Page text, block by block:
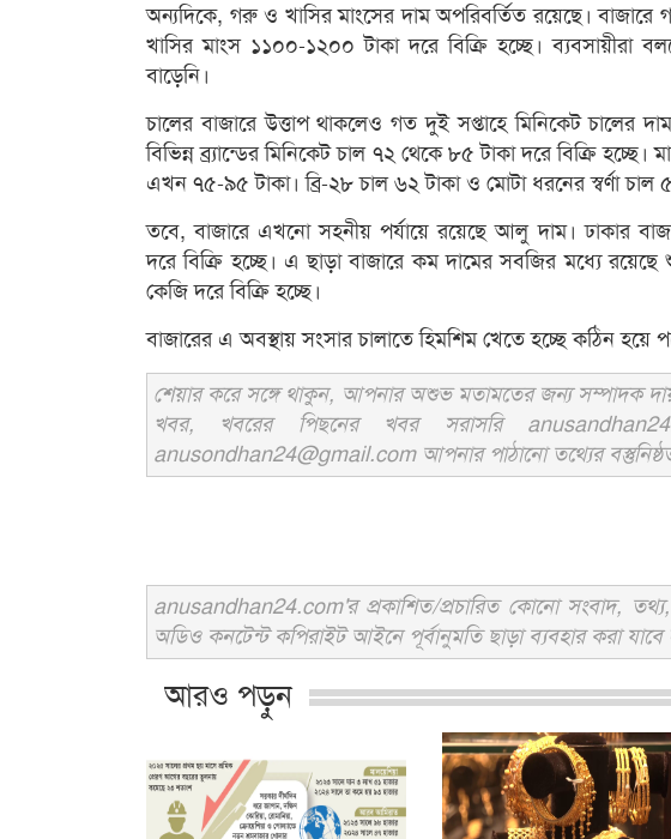
অন্যদিকে, গরু ও খাসির মাংসের দাম অপরিবর্তিত রয়েছে।
খাসির মাংস ১১০০-১২০০ টাকা দরে বিক্রি হচ্ছে। ব্যবসায়ীরা
বাড়েনি।
চালের বাজারে উত্তাপ থাকলেও গত দুই সপ্তাহে মিনিকেট চালের
বিভিন্ন ব্র্যান্ডের মিনিকেট চাল ৭২ থেকে ৮৫ টাকা দরে বিক্রি
এখন ৭৫-৯৫ টাকা। ব্রি-২৮ চাল ৬২ টাকা ও মোটা ধরনের স্বর্ণা চাল
তবে, বাজারে এখনো সহনীয় পর্যায়ে রয়েছে আলু দাম। ঢাকার
দরে বিক্রি হচ্ছে। এ ছাড়া বাজারে কম দামের সবজির মধ্যে
কেজি দরে বিক্রি হচ্ছে।
বাজারের এ অবস্থায় সংসার চালাতে হিমশিম খেতে হচ্ছে কঠিন হয়ে
শেয়ার করে সঙ্গে থাকুন, আপনার অশুভ মতামতের জন্য সম্পাদক
খবর, খবরের পিছনের খবর সরাসরি
anusondhan24@gmail.com আপনার পাঠানো তথ্যের
anusandhan24.com'র প্রকাশিত/প্রচারিত কোনো সংবাদ, তথ্য,
অডিও কনটেন্ট কপিরাইট আইনে পূর্বানুমতি ছাড়া ব্যবহার করা যাবে
আরও পড়ুন